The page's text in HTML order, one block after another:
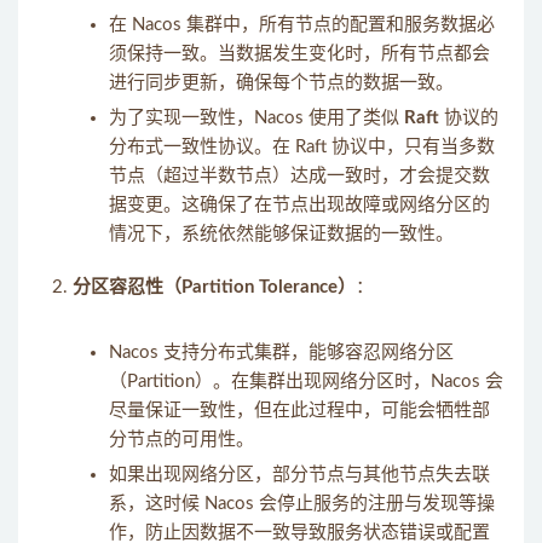
在 Nacos 集群中，所有节点的配置和服务数据必
须保持一致。当数据发生变化时，所有节点都会
进行同步更新，确保每个节点的数据一致。
为了实现一致性，Nacos 使用了类似 Raft 协议的
分布式一致性协议。在 Raft 协议中，只有当多数
节点（超过半数节点）达成一致时，才会提交数
据变更。这确保了在节点出现故障或网络分区的
情况下，系统依然能够保证数据的一致性。
分区容忍性（Partition Tolerance） ：
Nacos 支持分布式集群，能够容忍网络分区
（Partition）。在集群出现网络分区时，Nacos 会
尽量保证一致性，但在此过程中，可能会牺牲部
分节点的可用性。
如果出现网络分区，部分节点与其他节点失去联
系，这时候 Nacos 会停止服务的注册与发现等操
作，防止因数据不一致导致服务状态错误或配置